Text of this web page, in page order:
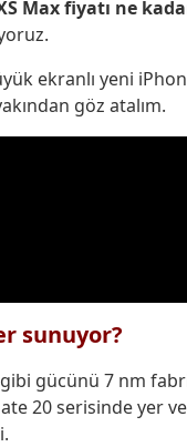
Max fiyatı ne
ekranlı yeni
göz atalım.
sunuyor?
gücünü 7 nm
20 serisinde yer